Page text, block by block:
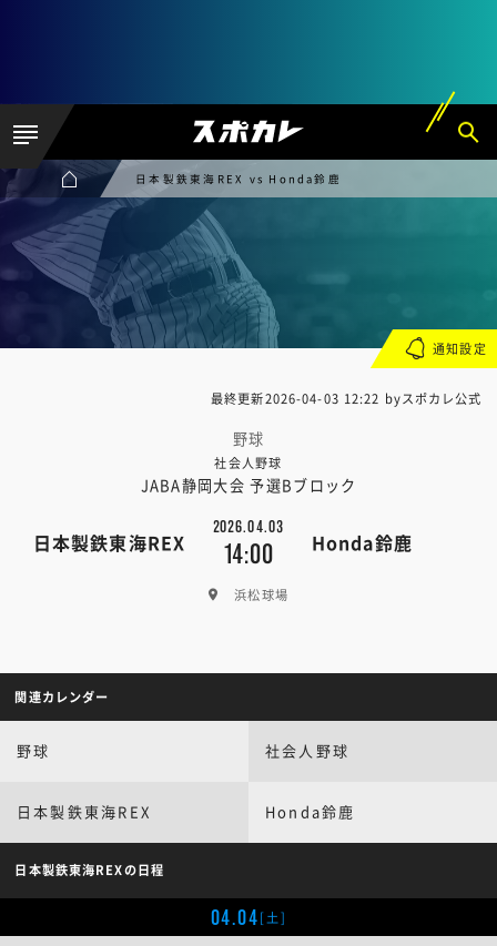
日本製鉄東海REX vs Honda鈴鹿
最終更新2026-04-03 12:22 byスポカレ公式
野球
社会人野球
JABA静岡大会 予選Bブロック
日本製鉄東海REX
2026.04.03
14:00 Honda鈴鹿
浜松球場
通知設定
関連カレンダー
野球 社会人野球
日本製鉄東海REX Honda鈴鹿
日本製鉄東海REXの日程
04.04[土]